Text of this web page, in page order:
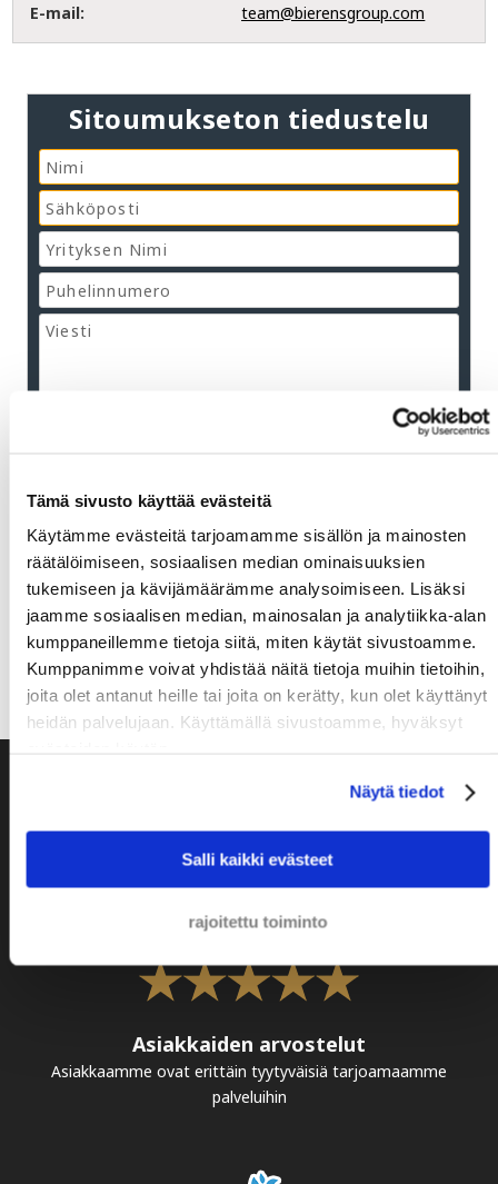
Tämä sivusto käyttää evästeitä
Käytämme evästeitä tarjoamamme sisällön ja mainosten
räätälöimiseen, sosiaalisen median ominaisuuksien
tukemiseen ja kävijämäärämme analysoimiseen. Lisäksi
jaamme sosiaalisen median, mainosalan ja analytiikka-alan
kumppaneillemme tietoja siitä, miten käytät sivustoamme.
Kumppanimme voivat yhdistää näitä tietoja muihin tietoihin,
joita olet antanut heille tai joita on kerätty, kun olet käyttänyt
heidän palvelujaan. Käyttämällä sivustoamme, hyväksyt
Näytä tiedot
Salli kaikki evästeet
rajoitettu toiminto
E-mail:
team@bierensgroup.com
Sitoumukseton tiedustelu
Lähetä viesti
Sähköposti
+31 20 810 00 11
Olemme ylpeitä näistä
8,9
Asiakkaiden arvostelut
Asiakkaamme ovat erittäin tyytyväisiä tarjoamaamme
palveluihin